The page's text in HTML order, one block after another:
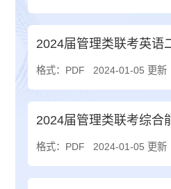
2024届管理类联考英语
格式：PDF 2024-01-05 更新
2024届管理类联考综合
格式：PDF 2024-01-05 更新